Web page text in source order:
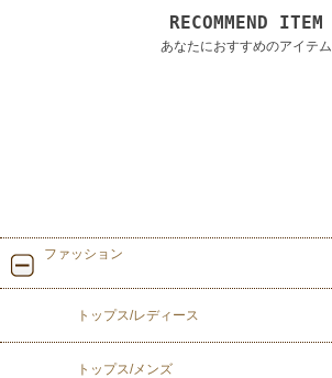
RECOMMEND ITEM
あなたにおすすめのアイテム
ファッション
トップス/レディース
トップス/メンズ